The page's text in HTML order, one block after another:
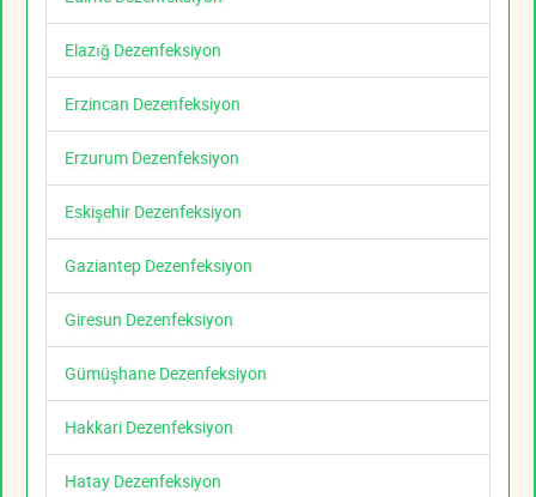
Elazığ Dezenfeksiyon
Erzincan Dezenfeksiyon
Erzurum Dezenfeksiyon
Eskişehir Dezenfeksiyon
Gaziantep Dezenfeksiyon
Giresun Dezenfeksiyon
Gümüşhane Dezenfeksiyon
Hakkari Dezenfeksiyon
Hatay Dezenfeksiyon